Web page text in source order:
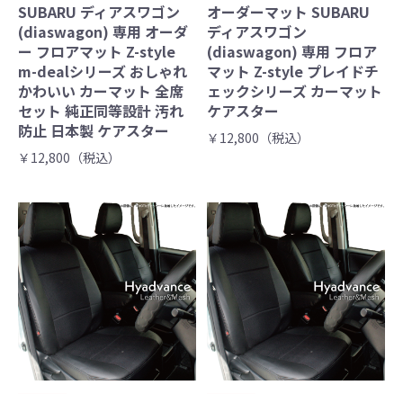
SUBARU ディアスワゴン
(diaswagon) 専用 オーダ
ー フロアマット Z-style
m-dealシリーズ おしゃれ
かわいい カーマット 全席
セット 純正同等設計 汚れ
防止 日本製 ケアスター
￥12,800（税込）
オーダーマット SUBARU
ディアスワゴン
(diaswagon) 専用 フロア
マット Z-style プレイドチ
ェックシリーズ カーマット
ケアスター
￥12,800（税込）